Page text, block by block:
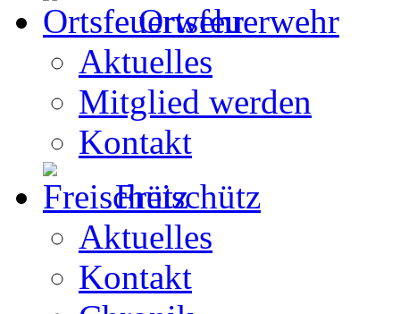
Ortsfeuerwehr
Aktuelles
Mitglied werden
Kontakt
Freischütz
Aktuelles
Kontakt